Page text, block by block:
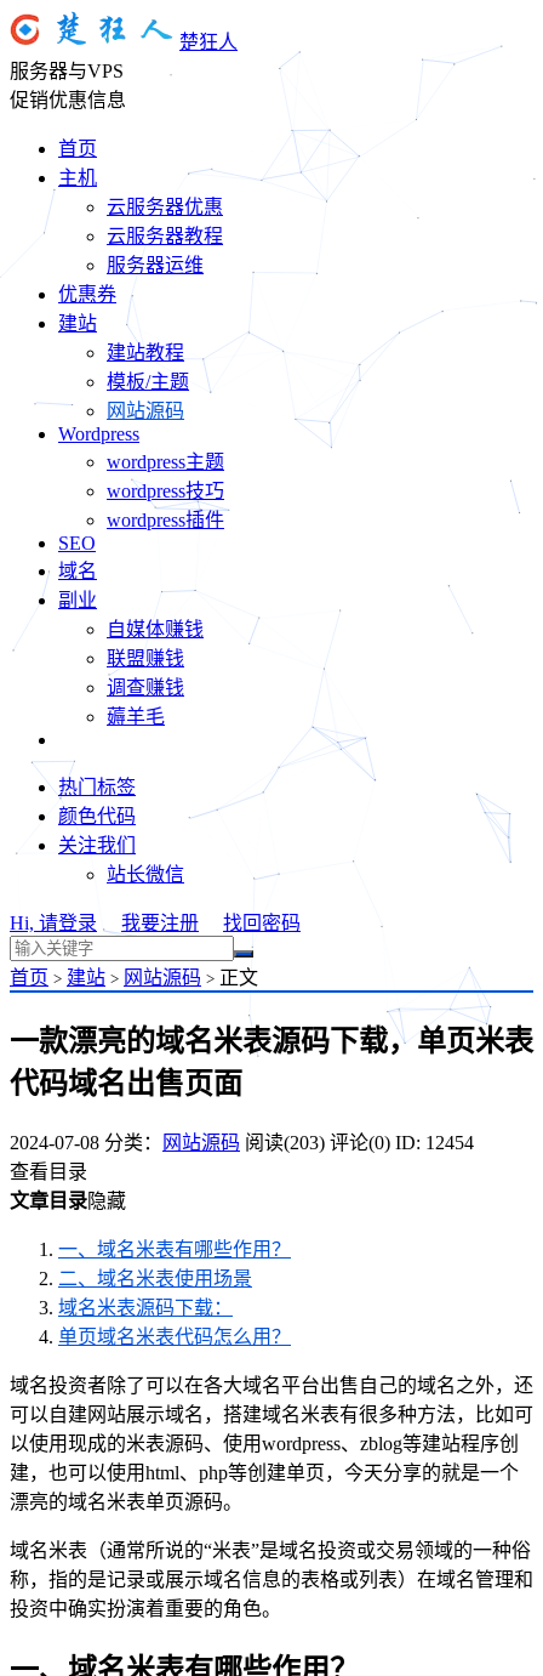
楚狂人
服务器与VPS
促销优惠信息
首页
主机
云服务器优惠
云服务器教程
服务器运维
优惠券
建站
建站教程
模板/主题
网站源码
Wordpress
wordpress主题
wordpress技巧
wordpress插件
SEO
域名
副业
自媒体赚钱
联盟赚钱
调查赚钱
薅羊毛
热门标签
颜色代码
关注我们
站长微信
Hi, 请登录 我要注册 找回密码
首页 > 建站 > 网站源码 > 正文
一款漂亮的域名米表源码下载，单页米表
代码域名出售页面
2024-07-08 分类： 网站源码 阅读(203) 评论(0) ID: 12454
查看目录
文章目录隐藏
一、域名米表有哪些作用？
二、域名米表使用场景
域名米表源码下载：
单页域名米表代码怎么用？
域名投资者除了可以在各大域名平台出售自己的域名之外，还
可以自建网站展示域名，搭建域名米表有很多种方法，比如可
以使用现成的米表源码、使用wordpress、zblog等建站程序创
建，也可以使用html、php等创建单页，今天分享的就是一个
漂亮的域名米表单页源码。
域名米表（通常所说的“米表”是域名投资或交易领域的一种俗
称，指的是记录或展示域名信息的表格或列表）在域名管理和
投资中确实扮演着重要的角色。
一、域名米表有哪些作用？